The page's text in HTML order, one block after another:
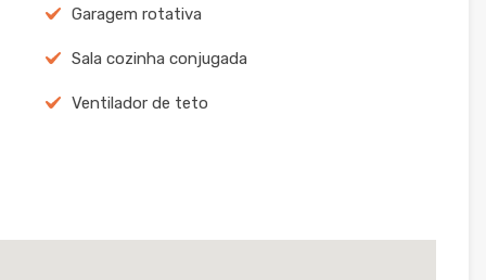
Garagem rotativa
Sala cozinha conjugada
Ventilador de teto